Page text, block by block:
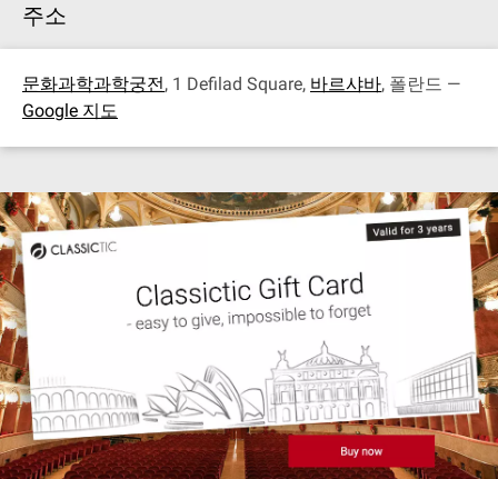
주소
문화과학과학궁전, 1 Defilad Square, 바르샤바, 폴란드 —
Google 지도